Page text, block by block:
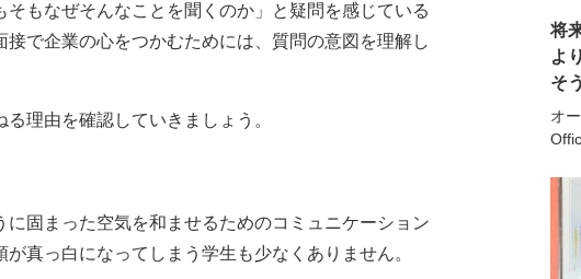
もなぜそんなことを聞くのか」と疑問を感じている
で企業の心をつかむためには、質問の意図を理解し
理由を確認していきましょう。
固まった空気を和ませるためのコミュニケーション
真っ白になってしまう学生も少なくありません。
将
よ
そう
オ